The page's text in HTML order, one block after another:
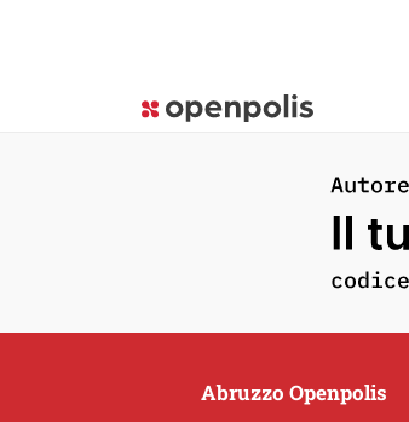
Abruzzo Openpolis